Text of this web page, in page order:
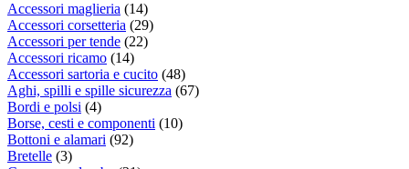
Accessori maglieria (14)
Accessori corsetteria (29)
Accessori per tende (22)
Accessori ricamo (14)
Accessori sartoria e cucito (48)
Aghi, spilli e spille sicurezza (67)
Bordi e polsi (4)
Borse, cesti e componenti (10)
Bottoni e alamari (92)
Bretelle (3)